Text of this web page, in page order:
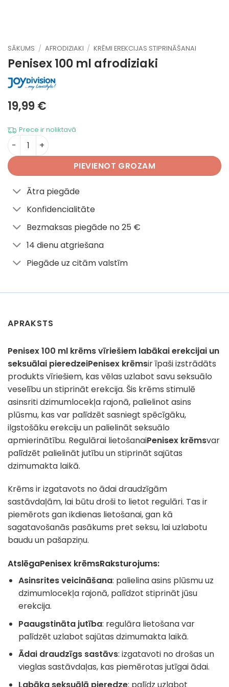
SĀKUMS / AFRODIZIAKI / KRĒMI EREKCIJAS STIPRINĀŠANAI
Penisex 100 ml afrodiziaki
19,99€
Prece ir noliktavā
Penisex 100 ml daudzums
PIEVIENOT GROZAM
Ātra piegāde
Konfidencialitāte
Bezmaksas piegāde no 25 €
14 dienu atgriešana
Piegāde uz citām valstīm
APRAKSTS
Penisex 100 ml krēms vīriešiem labākai erekcijai un
seksuālai pieredzeiPenisex krēmsir īpaši izstrādāts
produkts vīriešiem, kas vēlas uzlabot savu seksuālo
veselību un stiprināt erekcija. Šis krēms stimulē
asinsriti dzimumlocekļa rajonā, palielinot asins
plūsmu, kas var palīdzēt sasniegt spēcīgāku,
ilgstošāku erekciju un palielināt seksuālo
apmierinātību. Regulārai lietošanaiPenisex krēmsvar
palīdzēt palielināt jutību un stiprināt sajūtas
dzimumakta laikā.
Krēms ir izgatavots no ādai draudzīgām
sastāvdaļām, lai būtu droši to lietot regulāri. Tas ir
piemērots gan ikdienas lietošanai, gan kā
sagatavošanās pasākums pret seksu, lai uzlabotu
baudu un pašapziņu.
AtslēgaPenisex krēmsRaksturojums:
Asinsrites veicināšana: palielina asins plūsmu uz
dzimumlocekļa rajonā, palīdzot stiprināt jūsu
erekcija.
Paaugstināta jutība: regulāra lietošana var
palīdzēt uzlabot sajūtas dzimumakta laikā.
Ādai draudzīgs sastāvs: izgatavoti no drošas un
vieglas sastāvdaļas, kas piemērotas jutīgai ādai.